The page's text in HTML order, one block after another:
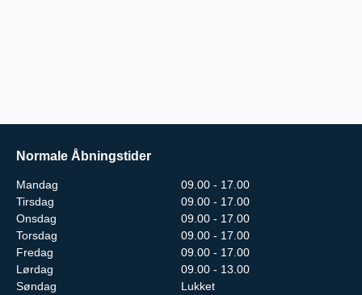
Normale Åbningstider
Mandag
09.00 - 17.00
Tirsdag
09.00 - 17.00
Onsdag
09.00 - 17.00
Torsdag
09.00 - 17.00
Fredag
09.00 - 17.00
Lørdag
09.00 - 13.00
Søndag
Lukket